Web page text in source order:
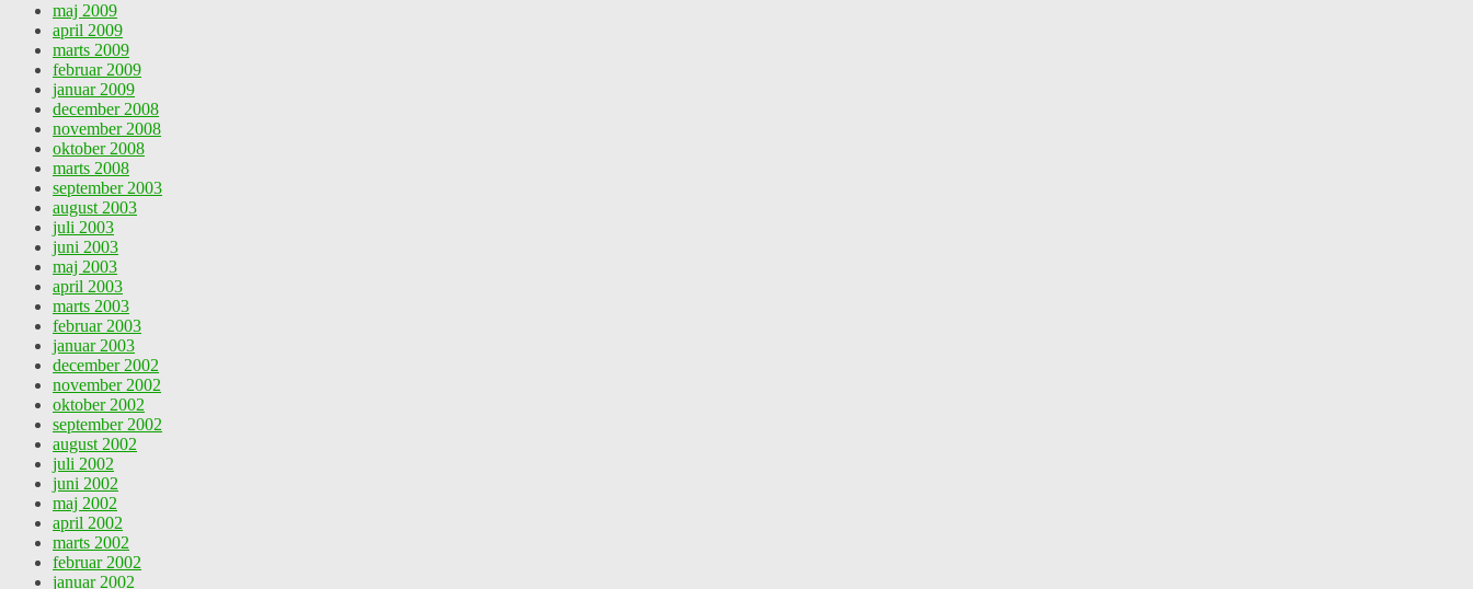
maj 2009
april 2009
marts 2009
februar 2009
januar 2009
december 2008
november 2008
oktober 2008
marts 2008
september 2003
august 2003
juli 2003
juni 2003
maj 2003
april 2003
marts 2003
februar 2003
januar 2003
december 2002
november 2002
oktober 2002
september 2002
august 2002
juli 2002
juni 2002
maj 2002
april 2002
marts 2002
februar 2002
januar 2002